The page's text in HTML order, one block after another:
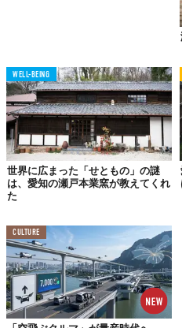
購入方法や利用の時期によって
を使って名古屋経由で行くより
瀬戸に
何があ
瀬戸は「瀬戸陶土層」と呼ばれ
料として使われる良質な陶土や
ているため窯業が盛ん。
そんなこの街には、どんな魅力が
1.
瀬戸観光
「瀬戸
WELL-BEING
世界に広まった「せともの」の謎
は、愛知の瀬戸本業窯が教えてくれ
た
CULTURE